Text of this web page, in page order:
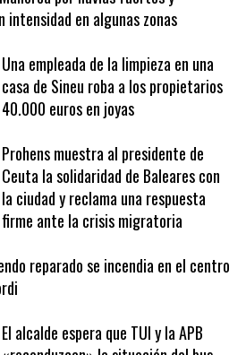
por lluvias fuertes y
en algunas zonas
Una empleada de la limpieza en una
casa de Sineu roba a los propietarios
40.000 euros en joyas
Prohens muestra al presidente de
Ceuta la solidaridad de Baleares con
la ciudad y reclama una respuesta
firme ante la crisis migratoria
reparado se incendia en el centro